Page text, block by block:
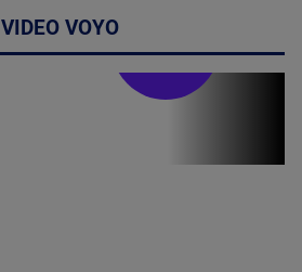
VIDEO VOYO